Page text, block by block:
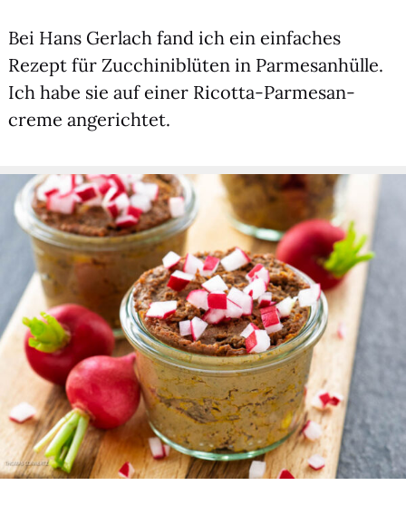
Bei Hans Ger­lach fand ich ein ein­fa­ches
Rezept für Zuc­chi­ni­blü­ten in Par­me­san­hül­le.
Ich habe sie auf einer Ricot­ta-Par­me­san­
creme ange­rich­tet.